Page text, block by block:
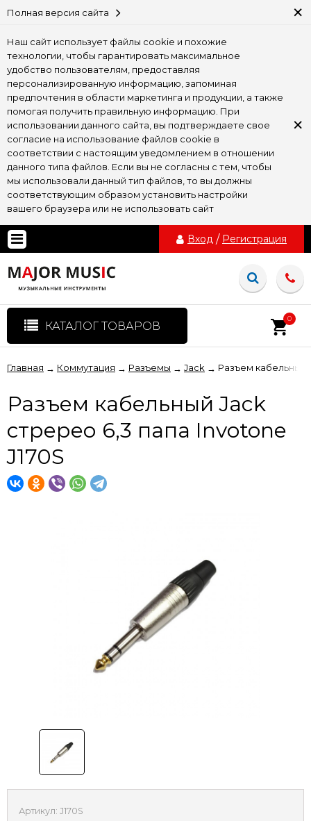
Полная версия сайта ×
Наш сайт использует файлы cookie и похожие
технологии, чтобы гарантировать максимальное
удобство пользователям, предоставляя
персонализированную информацию, запоминая
предпочтения в области маркетинга и продукции, а также
помогая получить правильную информацию. При
использовании данного сайта, вы подтверждаете свое
согласие на использование файлов cookie в
соответствии с настоящим уведомлением в отношении
данного типа файлов. Если вы не согласны с тем, чтобы
мы использовали данный тип файлов, то вы должны
соответствующим образом установить настройки
вашего браузера или не использовать сайт
×
Вход / Регистрация
КАТАЛОГ ТОВАРОВ
0
Главная → Коммутация → Разъемы → Jack → Разъем кабельный
Разъем кабельный Jack
стререо 6,3 папа Invotone
J170S
Артикул: J170S